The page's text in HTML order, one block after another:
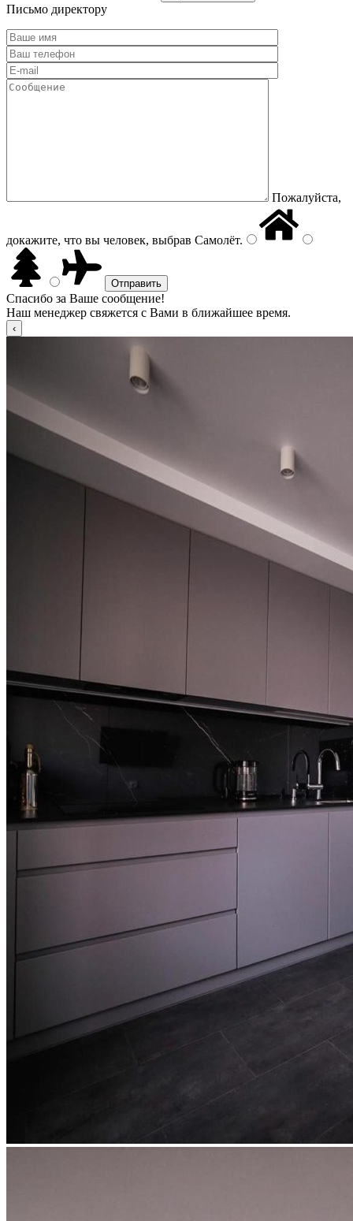
Письмо директору
Пожалуйста,
докажите, что вы человек, выбрав Самолёт.
Спасибо за Ваше сообщение!
Наш менеджер свяжется с Вами в ближайшее время.